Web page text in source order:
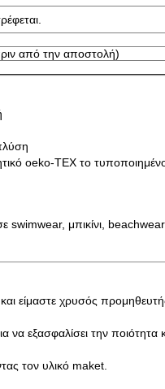
από την αποστολή)
oeko-TEX το
μπικίνι, beachwear,
είμαστε χρυσός
να εξασφαλίσει την ποιότητα
τον υλικό maket.